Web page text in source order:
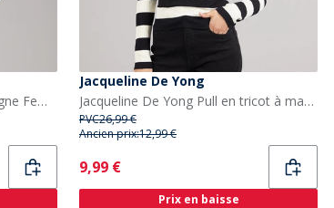
Noisy May Chemise en jean Signe Femme Medium Blue Denim
Jacqueline De Yong
Jacqueline De Yong Pull en tricot à manches longues prune Femme Noir
PVC26,99 €
Ancien prix:12,99 €
Current
9,99 €
Prix en baisse